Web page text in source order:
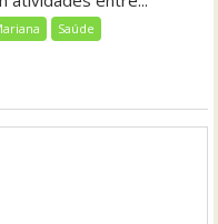
Saúde